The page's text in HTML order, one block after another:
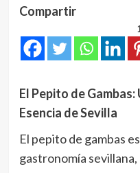
Compartir
El Pepito de
Esencia de Sevilla
El pepito de gambas
gastronomía